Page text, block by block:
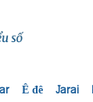
Ê đê Jarai